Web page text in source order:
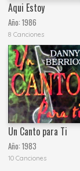
Aqui Estoy
Año:1986
8 Canciones
Un Canto para Ti
Año:1983
10 Canciones